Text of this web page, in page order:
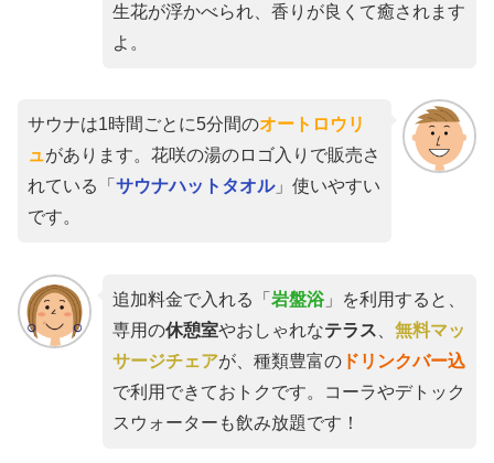
生花が浮かべられ、香りが良くて癒されます
よ。
サウナは1時間ごとに5分間のオートロウリ
ュがあります。花咲の湯のロゴ入りで販売さ
れている「 サウナハットタオル」使いやすい
です。
追加料金で入れる「 岩盤浴」を利用すると、
専用の休憩室やおしゃれなテラス
無料マッ
サージチェアが、種類豊富のドリンクバー込
で利用できておトクです。コーラやデトック
スウォーターも飲み放題です！